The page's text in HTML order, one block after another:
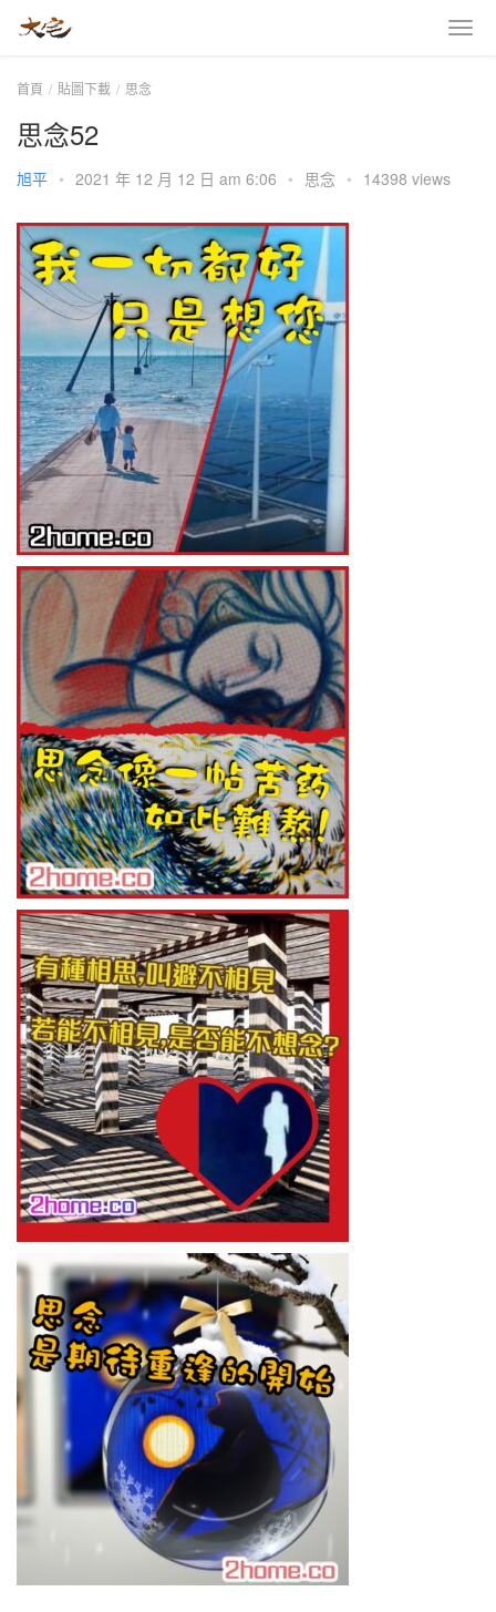
首頁 貼圖下載 思念
思念52
旭平 • 2021 年 12 月 12 日 am 6:06 • 思念 • 14398 views